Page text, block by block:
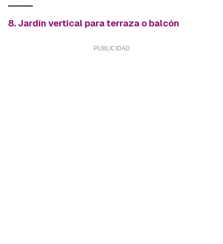
8. Jardín vertical para terraza o balcón